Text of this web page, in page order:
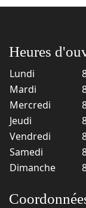
Heures
Lundi
Mardi
Mercredi
Jeudi
Vendredi
Samedi
Dimanche